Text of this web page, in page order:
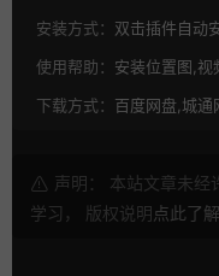
安装方式： 双击插件自动
使用帮助： 安装位置图,视
下载方式： 百度网盘,城
声明： 本站文章未经
学习， 版权说明点此了解